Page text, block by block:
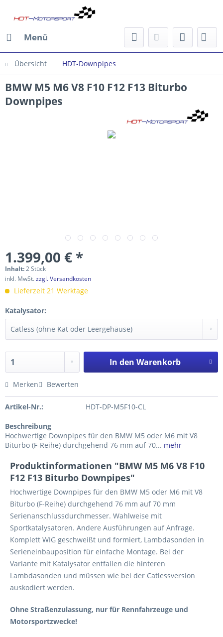
Menü
Übersicht HDT-Downpipes
BMW M5 M6 V8 F10 F12 F13 Biturbo
Downpipes
1.399,00 € *
Inhalt:2 Stück
inkl. MwSt.zzgl. Versandkosten
Lieferzeit 21 Werktage
Katalysator:
In den Warenkorb
Merken Bewerten
Artikel-Nr.: HDT-DP-M5F10-CL
Beschreibung
Hochwertige Downpipes für den BMW M5 oder M6 mit V8
Biturbo (F-Reihe) durchgehend 76 mm auf 70... mehr
Produktinformationen "BMW M5 M6 V8 F10
F12 F13 Biturbo Downpipes"
Hochwertige Downpipes für den BMW M5 oder M6 mit V8
Biturbo (F-Reihe) durchgehend 76 mm auf 70 mm
Serienanschlussdurchmesser. Wahlweise mit
Sportkatalysatoren. Andere Ausführungen auf Anfrage.
Komplett WIG geschweißt und formiert, Lambdasonden in
Serieneinbauposition für einfache Montage. Bei der
Variante mit Katalysator entfallen die hinteren
Lambdasonden und müssen wie bei der Catlessversion
auskodiert werden.
Ohne Straßenzulassung, nur für Rennfahrzeuge und
Motorsportzwecke!